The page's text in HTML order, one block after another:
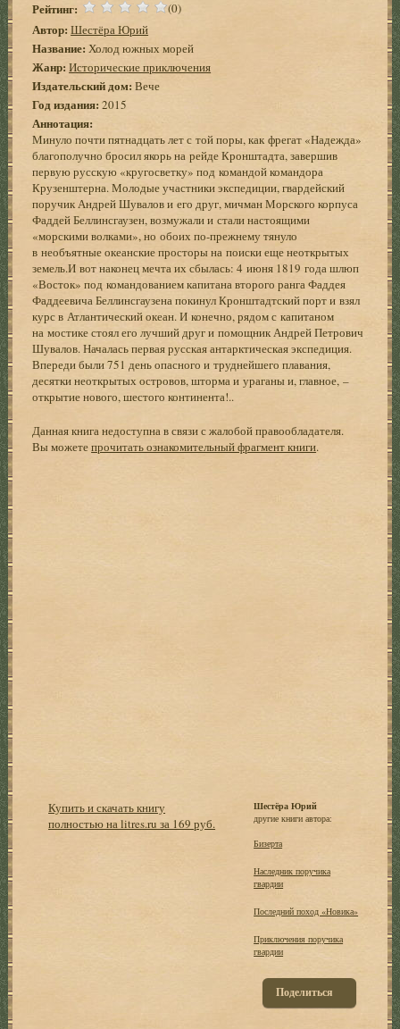
Рейтинг: (0)
Автор: Шестёра Юрий
Название: Холод южных морей
Жанр: Исторические приключения
Издательский дом: Вече
Год издания: 2015
Аннотация:
Минуло почти пятнадцать лет с той поры, как фрегат «Надежда»
благополучно бросил якорь на рейде Кронштадта, завершив
первую русскую «кругосветку» под командой командора
Крузенштерна. Молодые участники экспедиции, гвардейский
поручик Андрей Шувалов и его друг, мичман Морского корпуса
Фаддей Беллинсгаузен, возмужали и стали настоящими
«морскими волками», но обоих по-прежнему тянуло
в необъятные океанские просторы на поиски еще неоткрытых
земель.И вот наконец мечта их сбылась: 4 июня 1819 года шлюп
«Восток» под командованием капитана второго ранга Фаддея
Фаддеевича Беллинсгаузена покинул Кронштадтский порт и взял
курс в Атлантический океан. И конечно, рядом с капитаном
на мостике стоял его лучший друг и помощник Андрей Петрович
Шувалов. Началась первая русская антарктическая экспедиция.
Впереди были 751 день опасного и труднейшего плавания,
десятки неоткрытых островов, шторма и ураганы и, главное, –
открытие нового, шестого континента!..
Данная книга недоступна в связи с жалобой правообладателя.
Вы можетепрочитать ознакомительный фрагмент книги.
Купить и скачать книгу
полностью на litres.ru за 169 руб.
Шестёра Юрий
другие книги автора:
Бизерта
Наследник поручика
гвардии
Последний поход «Новика»
Приключения поручика
гвардии
Поделиться